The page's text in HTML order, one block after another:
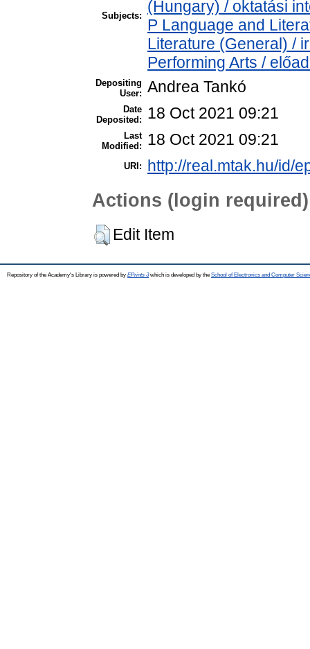
Subjects:
(Hungary) / oktatási
P Language and
Literature (General) /
Performing Arts /
Depositing
User: Andrea Tankó
Date
Deposited:
18 Oct 2021 09:21
Last
Modified:
18 Oct 2021 09:21
URI: http://real.mtak.hu/id/
Actions (login required)
Edit Item
Repository of the Academy's Library is powered by EPrints 3which is developed by the School of Electronics and Computer